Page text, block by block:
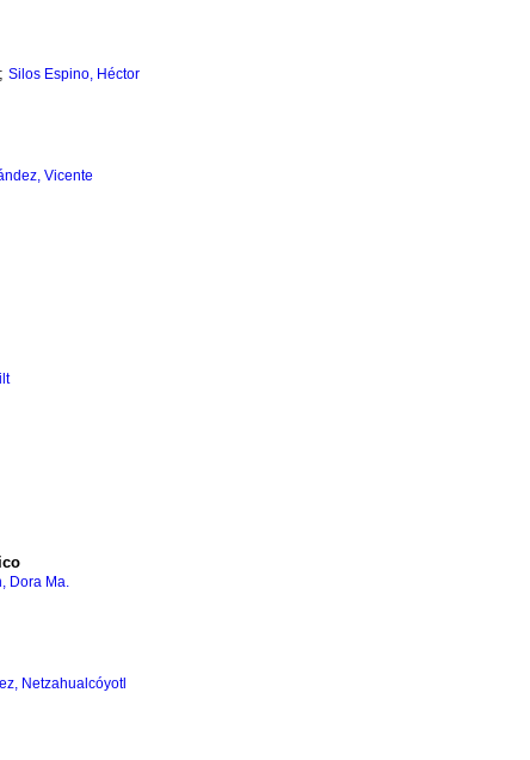
; Silos Espino, Héctor
Vicente
Dora Ma.
Netzahualcóyotl